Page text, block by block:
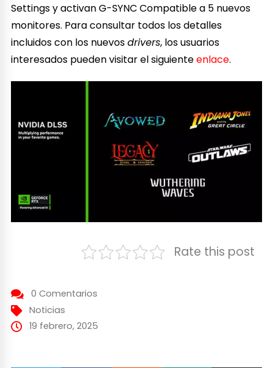
Settings y activan G-SYNC Compatible a 5 nuevos
monitores. Para consultar todos los detalles
incluidos con los nuevosdrivers, los usuarios
interesados pueden visitar el siguienteenlace.
Rate this post
0 Comentarios
Noticias
19 febrero, 2025